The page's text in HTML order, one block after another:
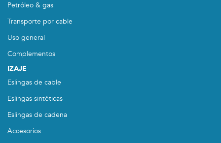
Petróleo & gas
Transporte por cable
Uso general
Complementos
IZAJE
Eslingas de cable
Eslingas sintéticas
Eslingas de cadena
Accesorios